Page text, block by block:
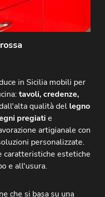
in Sicilia mobili per
tavoli, credenze,
qualità del legno
pregiatie
artigianale con
personalizzate.
estetiche
e all'usura.
che si basa su una